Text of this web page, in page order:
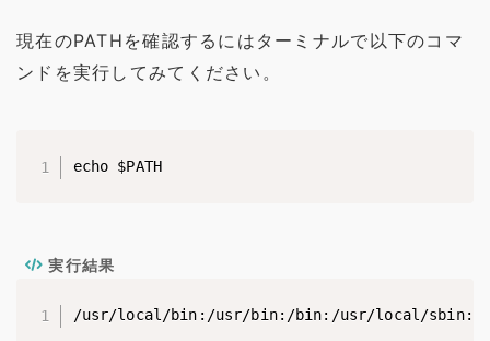
現在のPATHを確認するにはターミナルで以下のコマ
ンドを実行してみてください。
echo $PATH
実行結果
/usr/local/bin:/usr/bin:/bin:/usr/local/sbin:/